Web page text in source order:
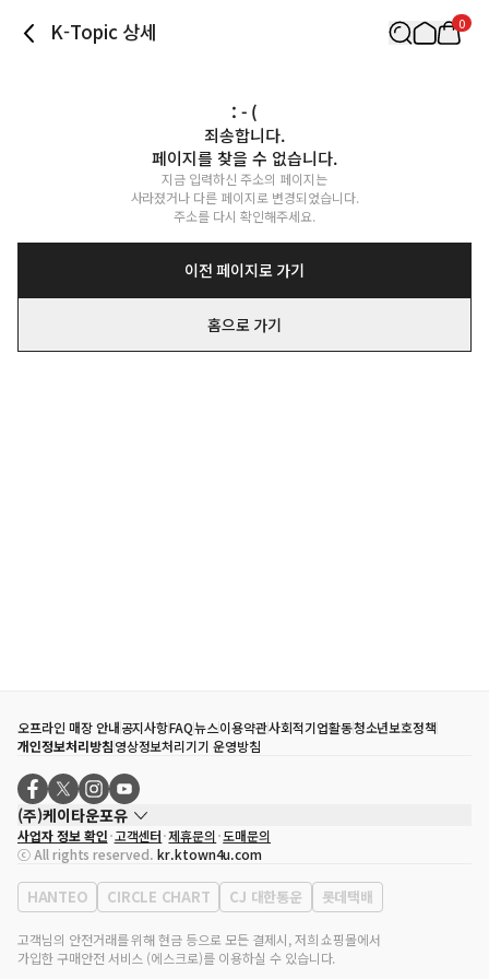
K-Topic 상세 0
: - (
죄송합니다.
페이지를 찾을 수 없습니다.
지금 입력하신 주소의 페이지는
사라졌거나 다른 페이지로 변경되었습니다.
주소를 다시 확인해주세요.
이전 페이지로 가기
홈으로 가기
오프라인 매장 안내공지사항FAQ뉴스이용약관사회적기업활동청소년보호정책
개인정보처리방침영상정보처리기기 운영방침
(주)케이타운포유
대표자
송효민
사업자등록번호
120-87-71116
통신판매업 신고번호 제2011-서울강남-02223
대표전화
02-552-9855
사업자 정보 확인 고객센터 제휴문의 도매문의
ⓒ All rights reserved. kr.ktown4u.com
HANTEO CIRCLE CHART CJ 대한통운 롯데택배
고객님의 안전거래를 위해 현금 등으로 모든 결제시, 저희 쇼핑몰에서
가입한 구매안전 서비스 (에스크로)를 이용하실 수 있습니다.